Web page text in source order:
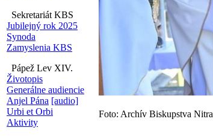
Sekretariát KBS
Jubilejný rok 2025
Synoda
Zamyslenia KBS
Pápež Lev XIV.
Životopis
Generálne audiencie
Anjel Pána [audio]
Urbi et Orbi
Aktivity
Foto: Archív Biskupstva Nitra